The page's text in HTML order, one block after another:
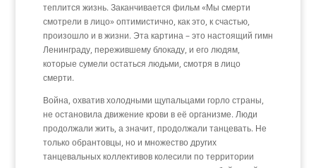
теплится жизнь. Заканчивается фильм «Мы смерти
смотрели в лицо» оптимистично, как это, к счастью,
произошло и в жизни. Эта картина – это настоящий гимн
Ленинграду, пережившему блокаду, и его людям,
которые сумели остаться людьми, смотря в лицо
смерти.
Война, охватив холодными щупальцами горло страны,
не остановила движение крови в её организме. Люди
продолжали жить, а значит, продолжали танцевать. Не
только обрантовцы, но и множество других
танцевальных коллективов колесили по территории